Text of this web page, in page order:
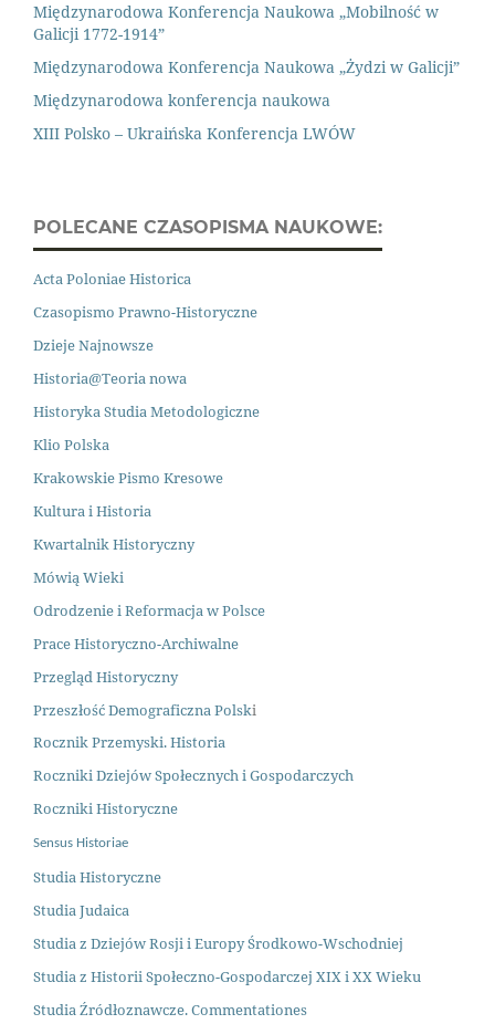
Międzynarodowa Konferencja Naukowa „Mobilność w
Galicji 1772-1914”
Międzynarodowa Konferencja Naukowa „Żydzi w Galicji”
Międzynarodowa konferencja naukowa
XIII Polsko – Ukraińska Konferencja LWÓW
POLECANE CZASOPISMA NAUKOWE:
Acta Poloniae Historica
Czasopismo Prawno-Historyczne
Dzieje Najnowsze
Historia@Teoria nowa
Historyka Studia Metodologiczne
Klio Polska
Krakowskie Pismo Kresowe
Kultura i Historia
Kwartalnik Historyczny
Mówią Wieki
Odrodzenie i Reformacja w Polsce
Prace Historyczno-Archiwalne
Przegląd Historyczny
Przeszłość Demograficzna Polski
Rocznik Przemyski. Historia
Roczniki Dziejów Społecznych i Gospodarczych
Roczniki Historyczne
Sensus Historiae
Studia Historyczne
Studia Judaica
Studia z Dziejów Rosji i Europy Środkowo-Wschodniej
Studia z Historii Społeczno-Gospodarczej XIX i XX Wieku
Studia Źródłoznawcze. Commentationes